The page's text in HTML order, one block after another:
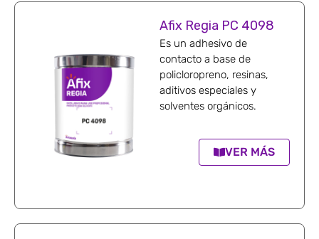
Afix Regia PC 4098
Es un adhesivo de
contacto a base de
policloropreno, resinas,
aditivos especiales y
solventes orgánicos.
VER MÁS